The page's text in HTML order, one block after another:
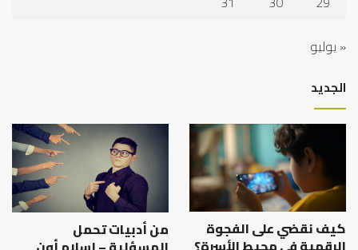
« يوليو
الجديد
كيف نقضي على الفجوة من أدبيات تحمل